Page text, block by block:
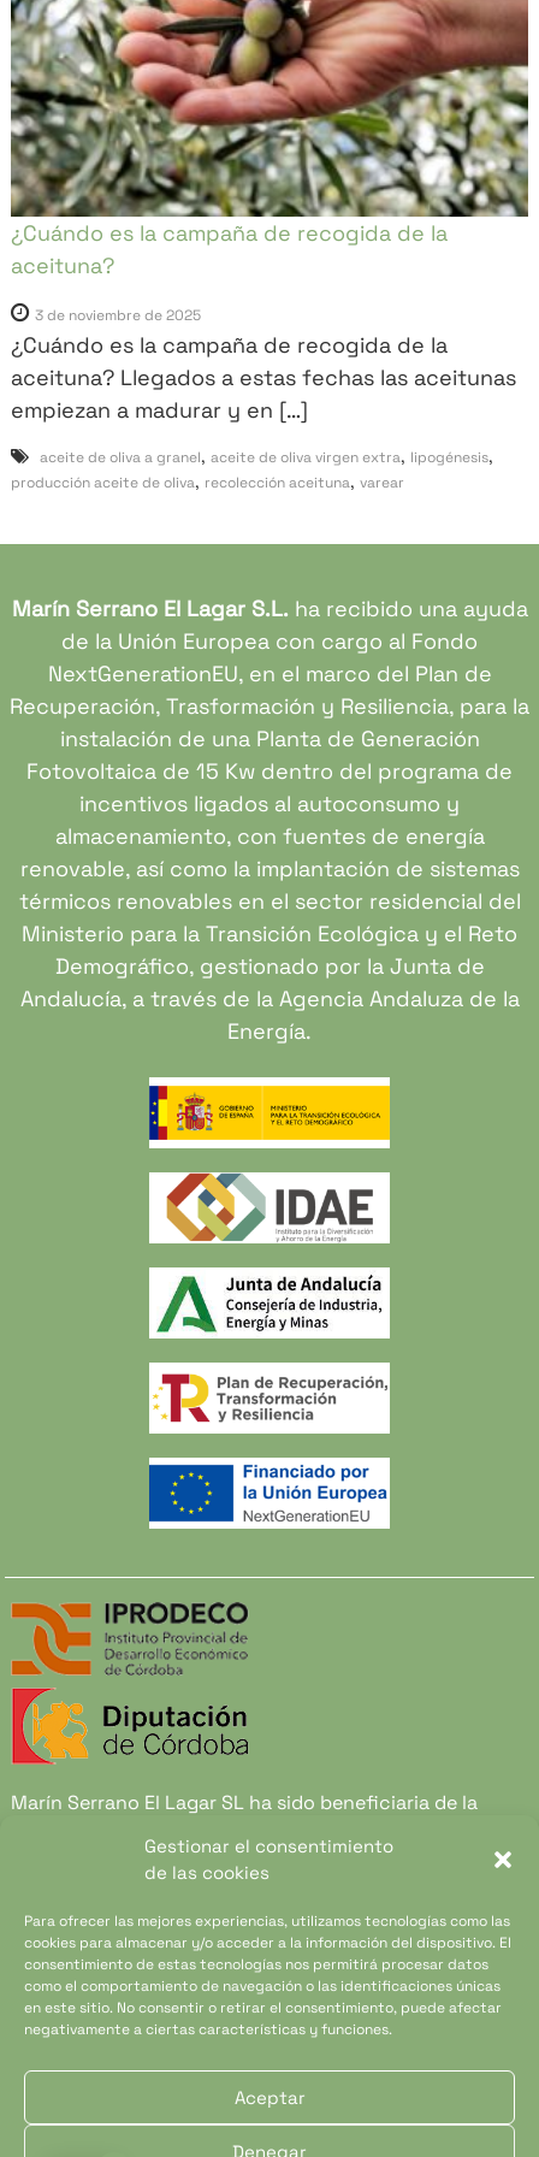
Gestionar el consentimiento
de las cookies
Para ofrecer las mejores experiencias, utilizamos tecnologías como las
cookies para almacenar y/o acceder a la información del dispositivo. El
consentimiento de estas tecnologías nos permitirá procesar datos
como el comportamiento de navegación o las identificaciones únicas
en este sitio. No consentir o retirar el consentimiento, puede afectar
negativamente a ciertas características y funciones.
Aceptar
Denegar
a
r
"
¿Cuándo es la campaña de recogida de la
aceituna?
3 de noviembre de 2025
¿Cuándo es la campaña de recogida de la
aceituna? Llegados a estas fechas las aceitunas
empiezan a madurar y en […]
aceite de oliva a granel, aceite de oliva virgen extra, lipogénesis,
producción aceite de oliva, recolección aceituna, varear
Marín Serrano El Lagar S.L.ha recibido una ayuda
de la Unión Europea con cargo al Fondo
NextGenerationEU, en el marco del Plan de
Recuperación, Trasformación y Resiliencia, para la
instalación de una Planta de Generación
Fotovoltaica de 15 Kw dentro del programa de
incentivos ligados al autoconsumo y
almacenamiento, con fuentes de energía
renovable, así como la implantación de sistemas
térmicos renovables en el sector residencial del
Ministerio para la Transición Ecológica y el Reto
Demográfico, gestionado por la Junta de
Andalucía, a través de la Agencia Andaluza de la
Energía.
Marín Serrano El Lagar SL ha sido beneficiaria de la
Provincia de Córdoba 2021 y 2022.Financiado por el
Instituto Provincial de Desarrollo Económico de
Córdoba y por Diputación de Córdoba. Gracias a esta
ayuda Marín Serrano El Lagar SL. Ha podido desarrollar
su nueva página web y ha podido crear herramientas de
marketing para hacerla llegar a un público más amplio.
Copyright © 2025 Almazara Marín Todos los derechos
reservados.